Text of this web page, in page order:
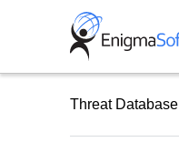
Threat Database